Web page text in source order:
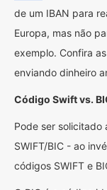
de um IBAN para
Europa, mas não
exemplo. Confira
enviando dinheiro
Código Swift vs.
Pode ser
SWIFT/BIC - ao
códigos SWIFT e